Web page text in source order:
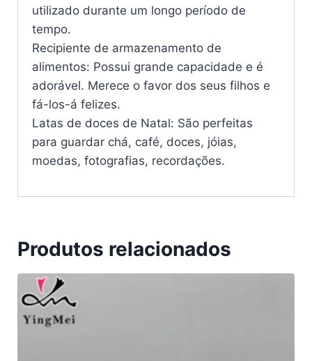
utilizado durante um longo período de
tempo.
Recipiente de armazenamento de
alimentos: Possui grande capacidade e é
adorável. Merece o favor dos seus filhos e
fá-los-á felizes.
Latas de doces de Natal: São perfeitas
para guardar chá, café, doces, jóias,
moedas, fotografias, recordações.
Produtos relacionados